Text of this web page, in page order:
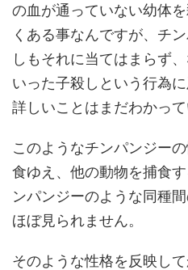
の血が通っていない幼体
くある事なんですが、チ
しもそれに当てはまらず
いった子殺しという行為
詳しいことはまだわかって
このようなチンパンジー
食ゆえ、他の動物を捕食
ンパンジーのような同種
ほぼ見られません。
そのような性格を反映し